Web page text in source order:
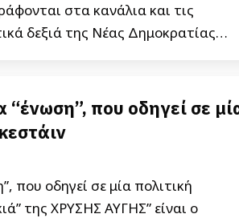
στα κανάλια και τις
δεξιά της Νέας Δημοκρατίας…
που οδηγεί σε
που οδηγεί σε μία πολιτική
της ΧΡΥΣΗΣ ΑΥΓΗΣ” είναι ο